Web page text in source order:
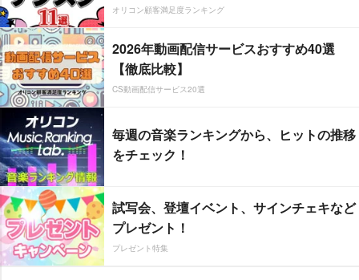
オリコン顧客満足度ランキング
2026年動画配信サービスおすすめ40選
【徹底比較】
CS動画配信サービス20選
毎週の音楽ランキングから、ヒットの推移
をチェック！
試写会、登壇イベント、サインチェキなど
プレゼント！
プレゼント特集